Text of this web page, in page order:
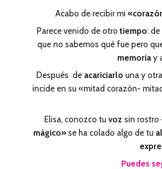
Acabo de recibir mi
Parece venido de otro tiempo:
que no sabemos qué fue pero
memoria y
Después de acariciarlo una y
incide en su «mitad corazón-
Elisa, conozco tu voz sin rostro
mágico»se ha colado algo de tu
Puedes